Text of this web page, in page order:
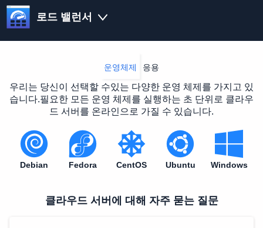
로드 밸런서
운영체제 응용
우리는 당신이 선택할 수있는 다양한 운영 체제를 가지고 있
습니다.필요한 모든 운영 체제를 실행하는 초 단위로 클라우
드 서버를 온라인으로 가질 수 있습니다.
Debian Fedora CentOS Ubuntu Windows
클라우드 서버에 대해 자주 묻는 질문